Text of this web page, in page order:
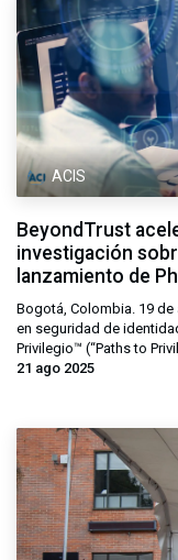
ACIS
BeyondTrust
investigación
lanzamiento de
Bogotá, Colombia. 19 de
en seguridad de
Privilegio™ (“Paths to
21 ago 2025